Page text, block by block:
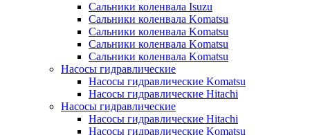
Сальники коленвала Isuzu
Сальники коленвала Komatsu
Сальники коленвала Komatsu
Сальники коленвала Komatsu
Сальники коленвала Komatsu
Насосы гидравлические
Насосы гидравлические Komatsu
Насосы гидравлические Hitachi
Насосы гидравлические
Насосы гидравлические Hitachi
Насосы гидравлические Komatsu